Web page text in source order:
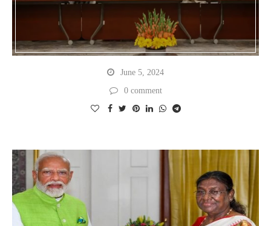
June 5, 2024
0 comment